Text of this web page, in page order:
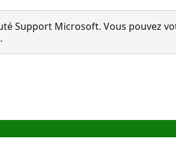
Support Microsoft. Vous pouvez